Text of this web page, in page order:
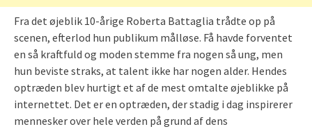
Fra det øjeblik 10-årige Roberta Battaglia trådte op på
scenen, efterlod hun publikum målløse. Få havde forventet
en så kraftfuld og moden stemme fra nogen så ung, men
hun beviste straks, at talent ikke har nogen alder. Hendes
optræden blev hurtigt et af de mest omtalte øjeblikke på
internettet. Det er en optræden, der stadig i dag inspirerer
mennesker over hele verden på grund af dens